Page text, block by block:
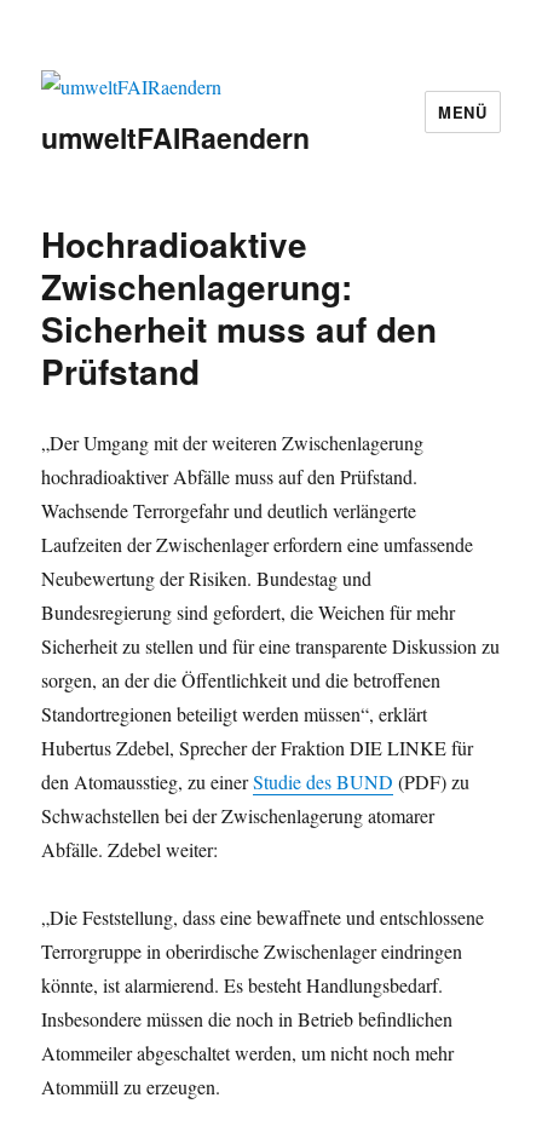
umweltFAIRaendern
MENÜ
Hochradioaktive
Zwischenlagerung:
Sicherheit muss auf den
Prüfstand
„Der Umgang mit der weiteren Zwischenlagerung
hochradioaktiver Abfälle muss auf den Prüfstand.
Wachsende Terrorgefahr und deutlich verlängerte
Laufzeiten der Zwischenlager erfordern eine umfassende
Neubewertung der Risiken. Bundestag und
Bundesregierung sind gefordert, die Weichen für mehr
Sicherheit zu stellen und für eine transparente Diskussion zu
sorgen, an der die Öffentlichkeit und die betroffenen
Standortregionen beteiligt werden müssen“, erklärt
Hubertus Zdebel, Sprecher der Fraktion DIE LINKE für
den Atomausstieg, zu einerStudie des BUND (PDF) zu
Schwachstellen bei der Zwischenlagerung atomarer
Abfälle. Zdebel weiter:
„Die Feststellung, dass eine bewaffnete und entschlossene
Terrorgruppe in oberirdische Zwischenlager eindringen
könnte, ist alarmierend. Es besteht Handlungsbedarf.
Insbesondere müssen die noch in Betrieb befindlichen
Atommeiler abgeschaltet werden, um nicht noch mehr
Atommüll zu erzeugen.